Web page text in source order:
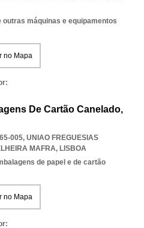
máquinas e equipamentos
no Mapa
De Cartão Canelado,
005, UNIAO FREGUESIAS
MAFRA, LISBOA
de papel e de cartão
no Mapa